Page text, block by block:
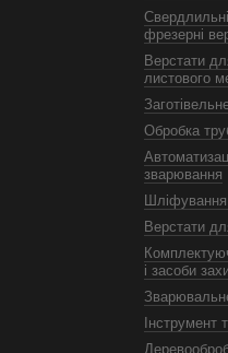
фрезерні
Верстати
листового
Обробка
зварювання
Верстати
і засоби
Інструмент